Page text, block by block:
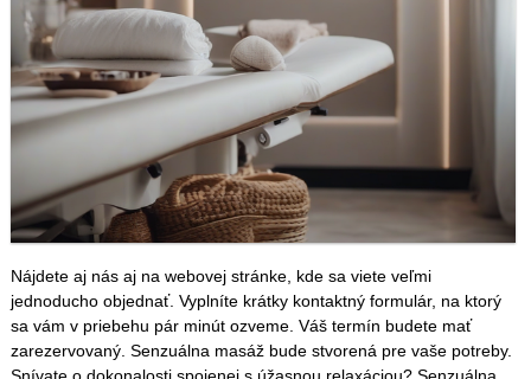
Nájdete aj nás aj na webovej stránke, kde sa viete veľmi
jednoducho objednať. Vyplníte krátky kontaktný formulár, na ktorý
sa vám v priebehu pár minút ozveme. Váš termín budete mať
zarezervovaný. Senzuálna masáž bude stvorená pre vaše potreby.